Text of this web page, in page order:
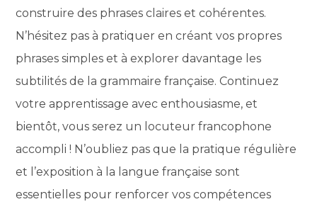
construire des phrases claires et cohérentes.
N’hésitez pas à pratiquer en créant vos propres
phrases simples et à explorer davantage les
subtilités de la grammaire française. Continuez
votre apprentissage avec enthousiasme, et
bientôt, vous serez un locuteur francophone
accompli ! N’oubliez pas que la pratique régulière
et l’exposition à la langue française sont
essentielles pour renforcer vos compétences